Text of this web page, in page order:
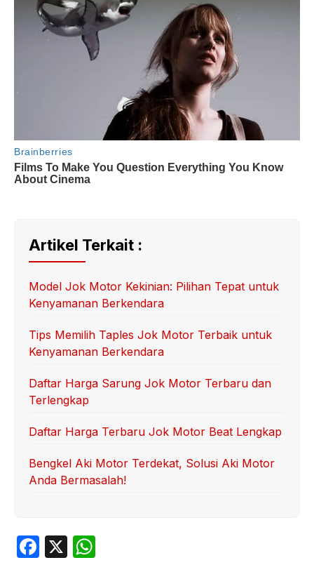
Artikel Terkait :
Model Jok Motor Kekinian: Pilihan Tepat untuk
Kenyamanan Berkendara
Tips Memilih Taples Jok Motor Terbaik untuk
Kenyamanan Berkendara
Daftar Harga Sarung Jok Motor Terbaru dan
Terlengkap
Daftar Harga Terbaru Jok Motor Beat Lengkap
Bengkel Aki Motor Terdekat, Solusi Aki Motor
Anda Bermasalah!
F
X